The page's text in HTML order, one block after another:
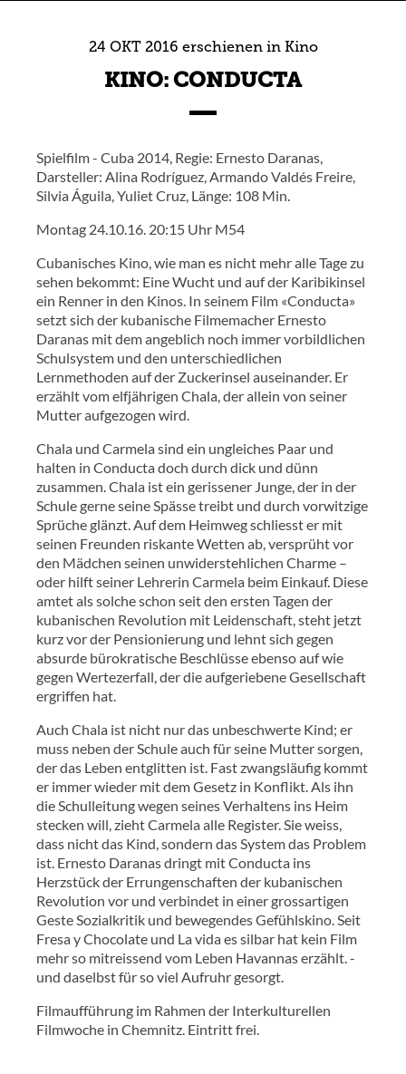
24 OKT 2016 erschienen inKino
KINO: CONDUCTA
Spielfilm - Cuba 2014, Regie: Ernesto Daranas,
Darsteller: Alina Rodríguez, Armando Valdés Freire,
Silvia Águila, Yuliet Cruz, Länge: 108 Min.
Montag 24.10.16. 20:15 Uhr M54
Cubanisches Kino, wie man es nicht mehr alle Tage zu
sehen bekommt: Eine Wucht und auf der Karibikinsel
ein Renner in den Kinos. In seinem Film «Conducta»
setzt sich der kubanische Filmemacher Ernesto
Daranas mit dem angeblich noch immer vorbildlichen
Schulsystem und den unterschiedlichen
Lernmethoden auf der Zuckerinsel auseinander. Er
erzählt vom elfjährigen Chala, der allein von seiner
Mutter aufgezogen wird.
Chala und Carmela sind ein ungleiches Paar und
halten in Conducta doch durch dick und dünn
zusammen. Chala ist ein gerissener Junge, der in der
Schule gerne seine Spässe treibt und durch vorwitzige
Sprüche glänzt. Auf dem Heimweg schliesst er mit
seinen Freunden riskante Wetten ab, versprüht vor
den Mädchen seinen unwiderstehlichen Charme –
oder hilft seiner Lehrerin Carmela beim Einkauf. Diese
amtet als solche schon seit den ersten Tagen der
kubanischen Revolution mit Leidenschaft, steht jetzt
kurz vor der Pensionierung und lehnt sich gegen
absurde bürokratische Beschlüsse ebenso auf wie
gegen Wertezerfall, der die aufgeriebene Gesellschaft
ergriffen hat.
Auch Chala ist nicht nur das unbeschwerte Kind; er
muss neben der Schule auch für seine Mutter sorgen,
der das Leben entglitten ist. Fast zwangsläufig kommt
er immer wieder mit dem Gesetz in Konflikt. Als ihn
die Schulleitung wegen seines Verhaltens ins Heim
stecken will, zieht Carmela alle Register. Sie weiss,
dass nicht das Kind, sondern das System das Problem
ist. Ernesto Daranas dringt mit Conducta ins
Herzstück der Errungenschaften der kubanischen
Revolution vor und verbindet in einer grossartigen
Geste Sozialkritik und bewegendes Gefühlskino. Seit
Fresa y Chocolate und La vida es silbar hat kein Film
mehr so mitreissend vom Leben Havannas erzählt. -
und daselbst für so viel Aufruhr gesorgt.
Filmaufführung im Rahmen der Interkulturellen
Filmwoche in Chemnitz. Eintritt frei.